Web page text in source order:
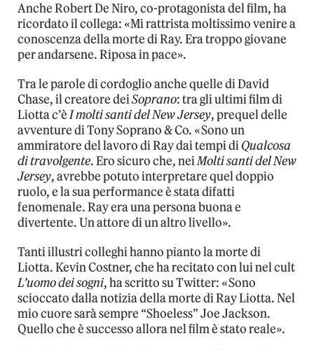
Anche Robert De Niro, co-protagonista del film, ha
ricordato il collega: «Mi rattrista moltissimo venire a
conoscenza della morte di Ray. Era troppo giovane
per andarsene. Riposa in pace».
Tra le parole di cordoglio anche quelle di David
Chase, il creatore deiSoprano: tra gli ultimi film di
Liotta c’èI molti santi del New Jersey, prequel delle
avventure di Tony Soprano & Co. «Sono un
ammiratore del lavoro di Ray dai tempi diQualcosa
di travolgente. Ero sicuro che, neiMolti santi del New
Jersey, avrebbe potuto interpretare quel doppio
ruolo, e la sua performance è stata difatti
fenomenale. Ray era una persona buona e
divertente. Un attore di un altro livello».
Tanti illustri colleghi hanno pianto la morte di
Liotta. Kevin Costner, che ha recitato con lui nel cult
L’uomo dei sogni, ha scritto su Twitter: «Sono
scioccato dalla notizia della morte di Ray Liotta. Nel
mio cuore sarà sempre “Shoeless” Joe Jackson.
Quello che è successo allora nel film è stato reale».